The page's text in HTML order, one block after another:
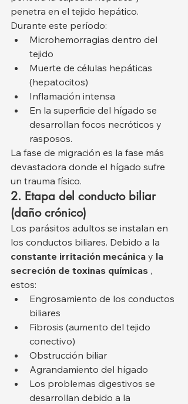
penetra en el tejido hepático.
Durante este período:
Microhemorragias dentro del
tejido
Muerte de células hepáticas
(hepatocitos)
Inflamación intensa
En la superficie del hígado se
desarrollan focos necróticos y
rasposos.
La fase de migración es la fase más
devastadora donde el hígado sufre
un trauma físico.
2. Etapa del conducto biliar
(daño crónico)
Los parásitos adultos se instalan en
los conductos biliares. Debido a la
constante irritación mecánica y la
secreción de toxinas químicas ,
estos:
Engrosamiento de los conductos
biliares
Fibrosis (aumento del tejido
conectivo)
Obstrucción biliar
Agrandamiento del hígado
Los problemas digestivos se
desarrollan debido a la